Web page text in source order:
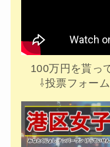
100万円を貰っ
⇩投票フォー